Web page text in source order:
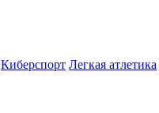
Киберспорт Легкая атлетика